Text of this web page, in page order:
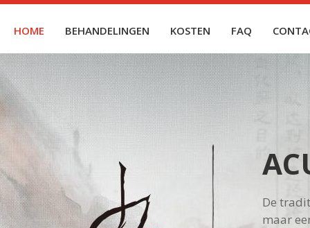
HOME BEHANDELINGEN KOSTEN FAQ
De
maar